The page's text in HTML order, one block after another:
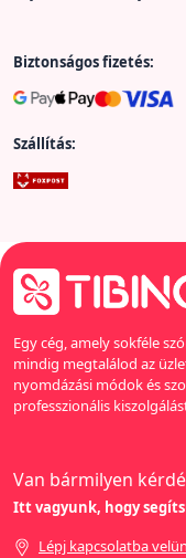
Biztonságos fizetés:
Szállítás:
Egy cég, amely sokféle
mindig megtalálod az
nyomdázási módok és
professzionális
Van bármilyen
Itt vagyunk, hogy
Lépj kapcsolatba